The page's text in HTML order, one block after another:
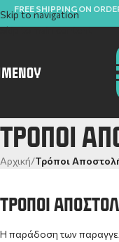
Skip to navigation
Skip to main content
FREE SHIPPING ON
ΜΕΝΟΎ
ΤΡΌΠΟΙ
Αρχική/Τρόποι
ΤΡΌΠΟΙ
Η παράδοση των